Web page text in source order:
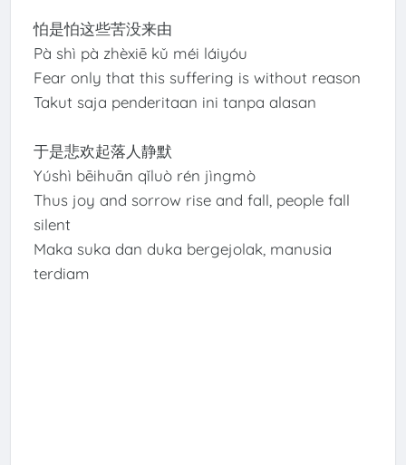
怕是怕这些苦没来由
Pà shì pà zhèxiē kǔ méi láiyóu
Fear only that this suffering is without reason
Takut saja penderitaan ini tanpa alasan
于是悲欢起落人静默
Yúshì bēihuān qǐluò rén jìngmò
Thus joy and sorrow rise and fall, people fall
silent
Maka suka dan duka bergejolak, manusia
terdiam